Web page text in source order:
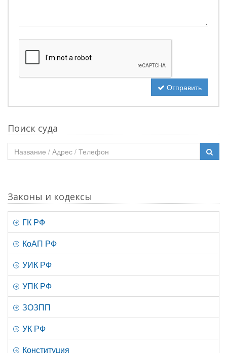
Отправить
Поиск суда
Законы и кодексы
ГК РФ
КоАП РФ
УИК РФ
УПК РФ
ЗОЗПП
УК РФ
Конституция